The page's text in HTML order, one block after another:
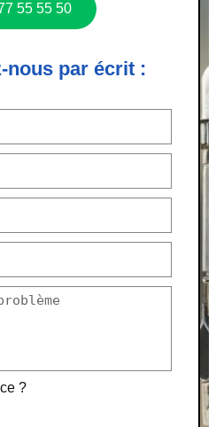
55 55 50
nous par écrit :
?